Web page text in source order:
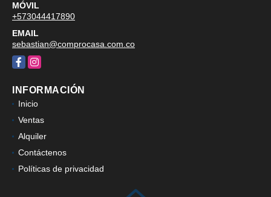
MÓVIL
+573044417890
EMAIL
sebastian@comprocasa.com.co
FacebookInstagram
INFORMACIÓN
Inicio
Ventas
Alquiler
Contáctenos
Políticas de privacidad